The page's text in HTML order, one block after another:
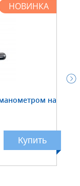
НОВИНКА
на
Купить